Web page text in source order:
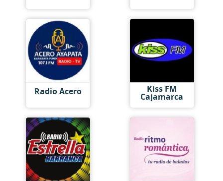
Radio Acero Kiss FM
Cajamarca